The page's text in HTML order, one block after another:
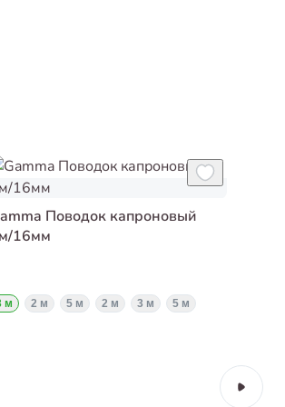
Поводок капроновый
16мм
м 2 м 5 м 2 м 3 м 5 м